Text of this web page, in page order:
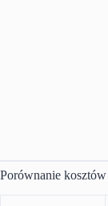
Porównanie